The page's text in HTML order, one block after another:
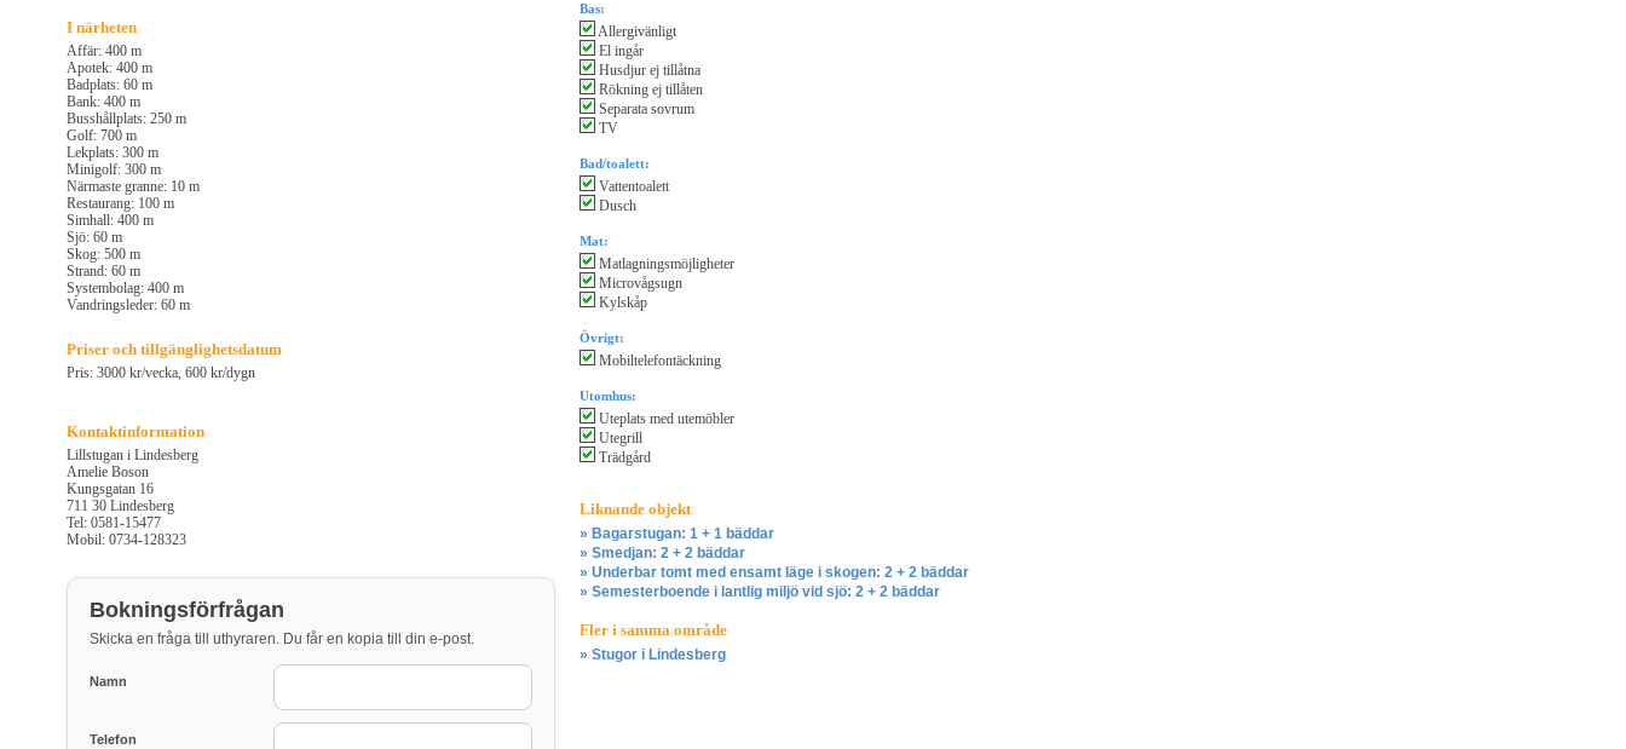
I närheten
Affär: 400 m
Apotek: 400 m
Badplats: 60 m
Bank: 400 m
Busshållplats: 250 m
Golf: 700 m
Lekplats: 300 m
Minigolf: 300 m
Närmaste granne: 10 m
Restaurang: 100 m
Simhall: 400 m
Sjö: 60 m
Skog: 500 m
Strand: 60 m
Systembolag: 400 m
Vandringsleder: 60 m
Priser och tillgänglighetsdatum
Pris: 3000 kr/vecka, 600 kr/dygn
Kontaktinformation
Lillstugan i Lindesberg
Amelie Boson
Kungsgatan 16
711 30 Lindesberg
Tel: 0581-15477
Mobil: 0734-128323
Bokningsförfrågan
Skicka en fråga till uthyraren. Du får en kopia till din e-post.
Namn
Telefon
Bas:
Allergivänligt
El ingår
Husdjur ej tillåtna
Rökning ej tillåten
Separata sovrum
TV
Bad/toalett:
Vattentoalett
Dusch
Mat:
Matlagningsmöjligheter
Microvågsugn
Kylskåp
Övrigt:
Mobiltelefontäckning
Utomhus:
Uteplats med utemöbler
Utegrill
Trädgård
Liknande objekt
» Bagarstugan: 1 + 1 bäddar
» Smedjan: 2 + 2 bäddar
» Underbar tomt med ensamt läge i skogen: 2 + 2 bäddar
» Semesterboende i lantlig miljö vid sjö: 2 + 2 bäddar
Fler i samma område
» Stugor i Lindesberg